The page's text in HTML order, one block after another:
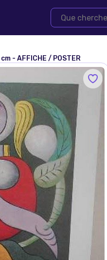
- AFFICHE / POSTER